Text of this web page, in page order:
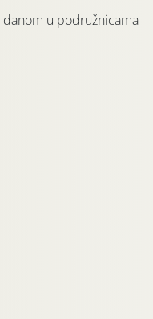
u podružnicama